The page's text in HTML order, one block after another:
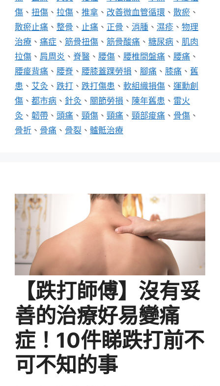
傷 、 扭傷 、 拉傷 、 推拿 、 改善微血管循環 、 散瘀 、
散瘀止痛 、 整骨 、 止痛 、 正骨 、 消腫 、 濕疹 、 物理
治療 、 痛症 、 筋骨扭傷 、 筋骨酸痛 、 糖尿病 、 肌肉
拉傷 、 肩周炎 、 脊醫 、 腰傷 、 腰椎間盤痛 、 腰痛 、
腰痠背痛 、 腰脊 、 腰膝蓋踝勞損 、 腳痛 、 膝痛 、 舊
患 、 艾灸 、 跌打 、 跌打傷患 、 軟組織損傷 、 運勳創
傷 、 都市病 、 針灸 、 關節勞損 、 陳年舊患 、 雷火
灸 、 韌帶 、 頭痛 、 頸傷 、 頸痛 、 頸部痠痛 、 骨傷 、
骨折 、 骨痛 、 骨裂 、 髗骶治療
【跌打師傅】沒有妥
善的治療好易變痛
症！10件睇跌打前不
可不知的事